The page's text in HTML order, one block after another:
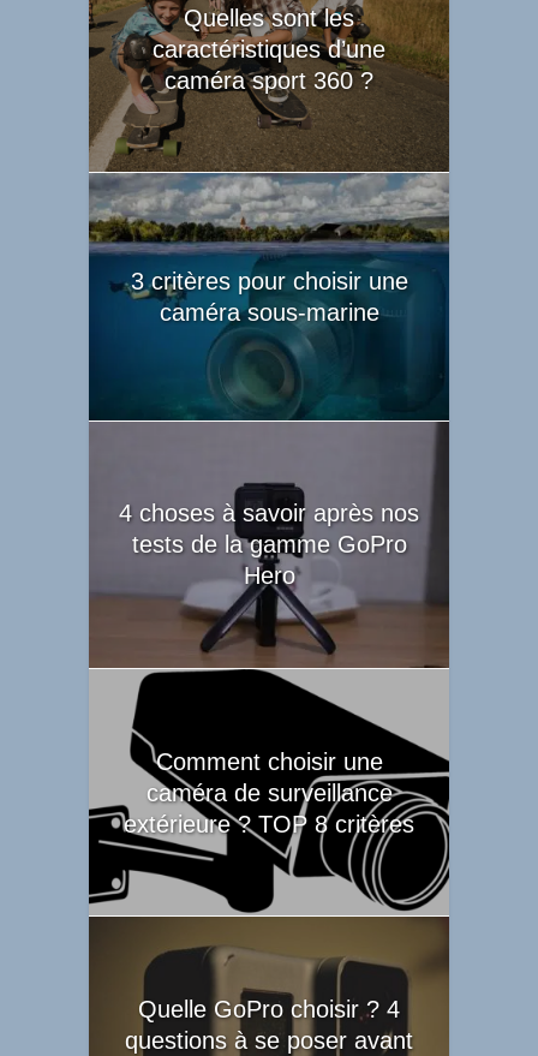
Quelles sont les
caractéristiques d’une
caméra sport 360 ?
3 critères pour choisir une
caméra sous-marine
4 choses à savoir après nos
tests de la gamme GoPro
Hero
Comment choisir une
caméra de surveillance
extérieure ? TOP 8 critères
Quelle GoPro choisir ? 4
questions à se poser avant